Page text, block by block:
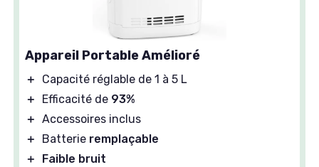
Appareil Portable Amélioré
＋
Capacité réglable de 1 à 5 L
＋
Efficacité de 93%
＋ Accessoires inclus
＋
Batterie remplaçable
＋
Faible bruit